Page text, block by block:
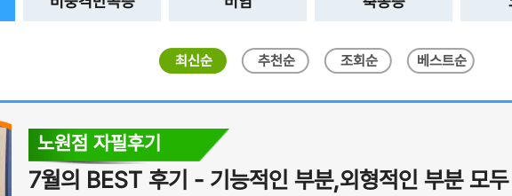
최신순 추천순 조회순 베스트순
노원점 자필후기